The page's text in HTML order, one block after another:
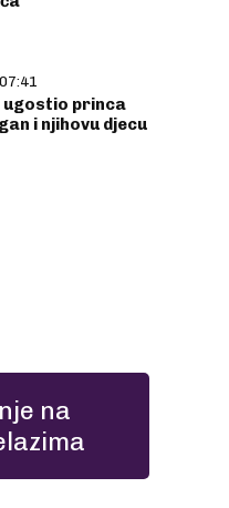
ugostio princa
i njihovu djecu
na